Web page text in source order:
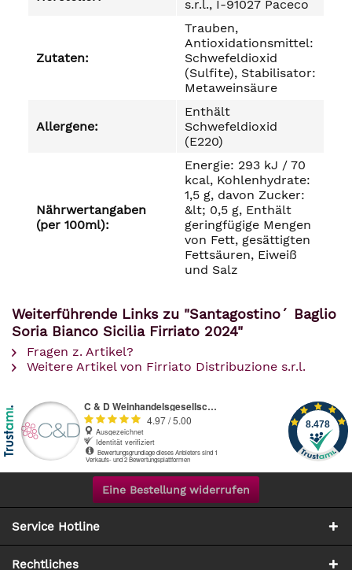
s.r.l., I-91027 Paceco
Zutaten:
Trauben,
Antioxidationsmittel:
Schwefeldioxid
(Sulfite), Stabilisator:
Metaweinsäure
Allergene:
Enthält
Schwefeldioxid
(E220)
Nährwertangaben
(per 100ml):
Energie: 293 kJ / 70
kcal, Kohlenhydrate:
1,5 g, davon Zucker:
&lt; 0,5 g, Enthält
geringfügige Mengen
von Fett, gesättigten
Fettsäuren, Eiweiß
und Salz
Weiterführende Links zu "Santagostino´ Baglio
Soria Bianco Sicilia Firriato 2024"
Fragen z. Artikel?
Weitere Artikel von Firriato Distribuzione s.r.l.
Eine Bestellung widerrufen
Service Hotline
Rechtliches